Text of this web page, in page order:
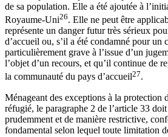
de sa population. Elle a été ajoutée à
Royaume-Uni26. Elle ne peut être
représente un danger futur très sérieux
d’accueil ou, s’il a été condamné pour un
particulièrement grave à l’issue d’un
l’objet d’un recours, et qu’il continue de
la communauté du pays d’accueil27.
Ménageant des exceptions à la protection
réfugié, le paragraphe 2 de l’article 33
prudemment et de manière restrictive,
fondamental selon lequel toute limitation